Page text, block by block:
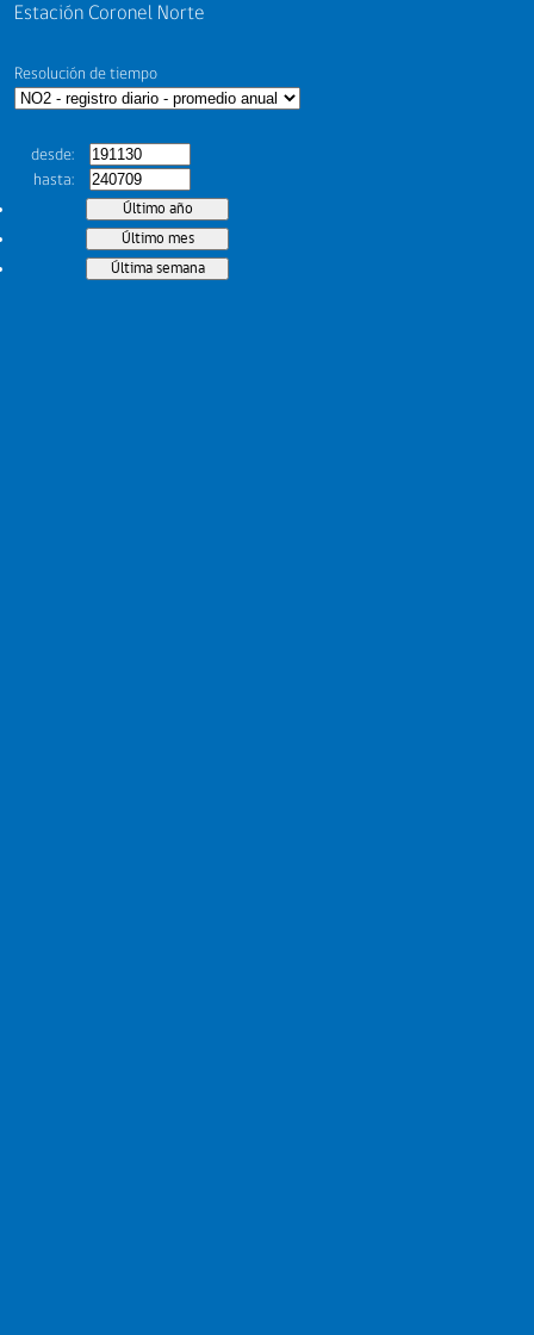
Estación Coronel Norte
Resolución de tiempo
desde
hasta